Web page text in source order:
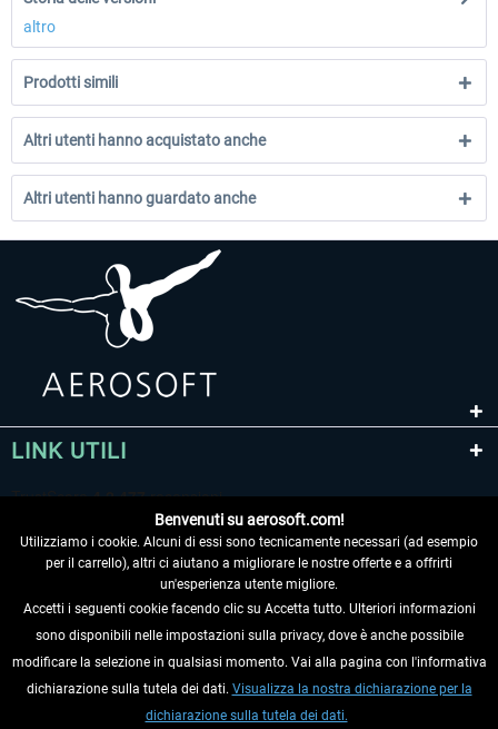
altro
Prodotti simili
Altri utenti hanno acquistato anche
Altri utenti hanno guardato anche
LINK UTILI
RECEDERE DAL CONTRATTO
INFORMAZIONI
Benvenuti su aerosoft.com!
Utilizziamo i cookie. Alcuni di essi sono tecnicamente necessari (ad esempio
per il carrello), altri ci aiutano a migliorare le nostre offerte e a offrirti
un'esperienza utente migliore.
Accetti i seguenti cookie facendo clic su Accetta tutto. Ulteriori informazioni
sono disponibili nelle impostazioni sulla privacy, dove è anche possibile
modificare la selezione in qualsiasi momento. Vai alla pagina con l'informativa
dichiarazione sulla tutela dei dati. Visualizza la nostra dichiarazione per la
dichiarazione sulla tutela dei dati.